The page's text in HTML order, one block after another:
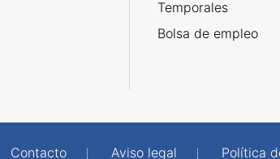
Temporales
Bolsa de empleo
Contacto Aviso legal Política